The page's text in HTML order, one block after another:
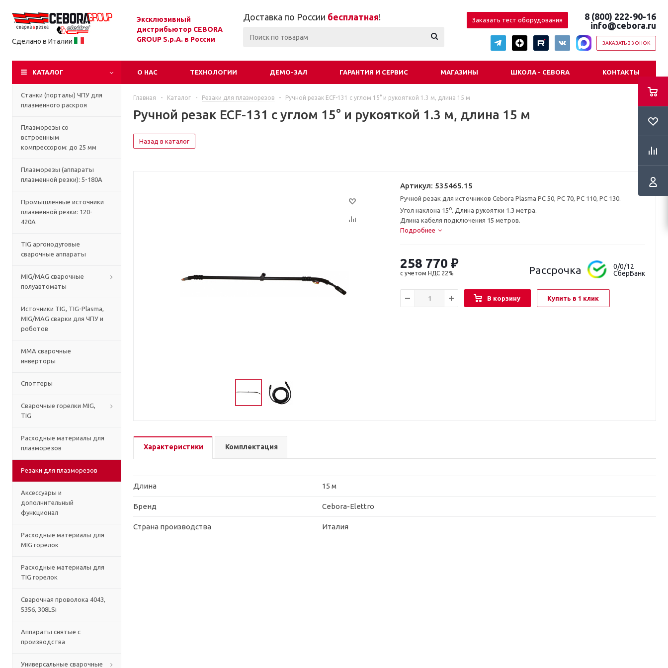
Сделано в Италии
Эксклюзивный
дистрибьютор CEBORA
GROUP S.p.A. в России
Доставка по России бесплатная! Заказать тест оборудования
8 (800) 222-90-16
info@cebora.ru
ЗАКАЗАТЬ ЗВОНОК
КАТАЛОГ О НАС ТЕХНОЛОГИИ ДЕМО-ЗАЛ ГАРАНТИЯ И СЕРВИС МАГАЗИНЫ ШКОЛА - CEBORA КОНТАКТЫ
Станки (порталы) ЧПУ для
плазменного раскроя
Плазморезы со
встроенным
компрессором: до 25 мм
Плазморезы (аппараты
плазменной резки): 5-180А
Промышленные источники
плазменной резки: 120-
420А
TIG аргонодуговые
сварочные аппараты
MIG/MAG сварочные
полуавтоматы
Источники TIG, TIG-Plasma,
MIG/MAG сварки для ЧПУ и
роботов
MMA сварочные
инверторы
Споттеры
Сварочные горелки MIG,
TIG
Расходные материалы для
плазморезов
Резаки для плазморезов
Аксессуары и
дополнительный
функционал
Расходные материалы для
MIG горелок
Расходные материалы для
TIG горелок
Сварочная проволока 4043,
5356, 308LSi
Аппараты снятые с
производства
Универсальные сварочные
Главная - Каталог - Резаки для плазморезов - Ручной резак ECF-131 с углом 15° и рукояткой 1.3 м, длина 15 м
Ручной резак ECF-131 с углом 15° и рукояткой 1.3 м, длина 15 м
Назад в каталог
Артикул: 535465.15
Ручной резак для источников Cebora Plasma PC 50, PC 70, PC 110, PC 130.
Угол наклона 15о. Длина рукоятки 1.3 метра.
Длина кабеля подключения 15 метров.
Подробнее
258 770 ₽
с учетом НДС 22% Рассрочка
0/0/12
СберБанк
В корзину Купить в 1 клик
Характеристики Комплектация
Длина 15 м
Бренд Cebora-Elettro
Страна производства Италия